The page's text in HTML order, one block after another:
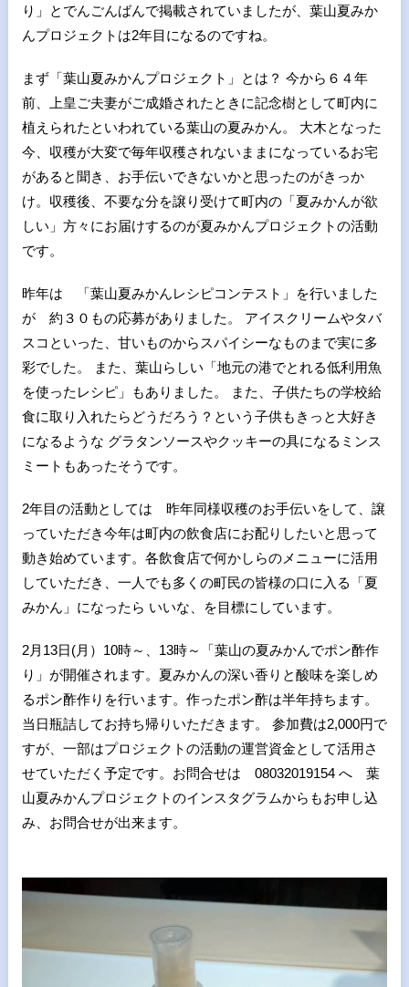
り」とでんごんばんで掲載されていましたが、葉山夏みか
んプロジェクトは2年目になるのですね。
まず「葉山夏みかんプロジェクト」とは？ 今から６４年
前、上皇ご夫妻がご成婚されたときに記念樹として町内に
植えられたといわれている葉山の夏みかん。 大木となった
今、収穫が大変で毎年収穫されないままになっているお宅
があると聞き、お手伝いできないかと思ったのがきっか
け。収穫後、不要な分を譲り受けて町内の「夏みかんが欲
しい」方々にお届けするのが夏みかんプロジェクトの活動
です。
昨年は 「葉山夏みかんレシピコンテスト」を行いました
が 約３０もの応募がありました。 アイスクリームやタバ
スコといった、甘いものからスパイシーなものまで実に多
彩でした。 また、葉山らしい「地元の港でとれる低利用魚
を使ったレシピ」もありました。 また、子供たちの学校給
食に取り入れたらどうだろう？という子供もきっと大好き
になるような グラタンソースやクッキーの具になるミンス
ミートもあったそうです。
2年目の活動としては 昨年同様収穫のお手伝いをして、譲
っていただき今年は町内の飲食店にお配りしたいと思って
動き始めています。各飲食店で何かしらのメニューに活用
していただき、一人でも多くの町民の皆様の口に入る「夏
みかん」になったら いいな、を目標にしています。
2月13日(月）10時～、13時～「葉山の夏みかんでポン酢作
り」が開催されます。夏みかんの深い香りと酸味を楽しめ
るポン酢作りを行います。作ったポン酢は半年持ちます。
当日瓶詰してお持ち帰りいただきます。 参加費は2,000円で
すが、一部はプロジェクトの活動の運営資金として活用さ
せていただく予定です。お問合せは 08032019154 へ 葉
山夏みかんプロジェクトのインスタグラムからもお申し込
み、お問合せが出来ます。